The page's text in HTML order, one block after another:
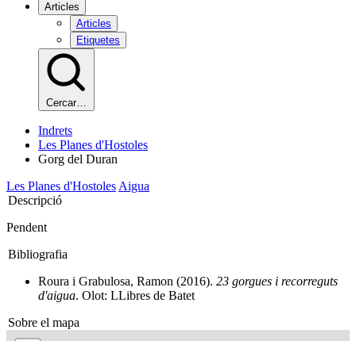
Articles
Articles
Etiquetes
Cercar…
Indrets
Les Planes d'Hostoles
Gorg del Duran
Les Planes d'Hostoles Aigua
Descripció
Pendent
Bibliografia
Roura i Grabulosa, Ramon (2016). 23 gorgues i recorreguts
d'aigua. Olot: LLibres de Batet
Sobre el mapa